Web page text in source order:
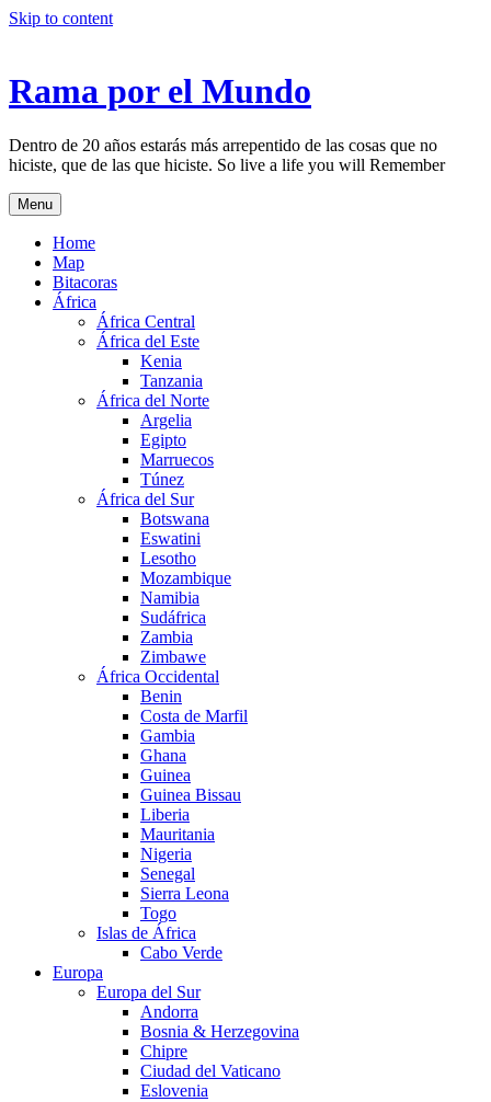
Skip to content
Rama por el Mundo
Dentro de 20 años estarás más arrepentido de las cosas que no
hiciste, que de las que hiciste. So live a life you will Remember
Menu
Home
Map
Bitacoras
África
África Central
África del Este
Kenia
Tanzania
África del Norte
Argelia
Egipto
Marruecos
Túnez
África del Sur
Botswana
Eswatini
Lesotho
Mozambique
Namibia
Sudáfrica
Zambia
Zimbawe
África Occidental
Benin
Costa de Marfil
Gambia
Ghana
Guinea
Guinea Bissau
Liberia
Mauritania
Nigeria
Senegal
Sierra Leona
Togo
Islas de África
Cabo Verde
Europa
Europa del Sur
Andorra
Bosnia & Herzegovina
Chipre
Ciudad del Vaticano
Eslovenia